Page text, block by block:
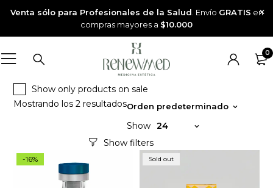
Venta sólo para Profesionales de la Salud . Envío GRATIS en
compras mayores a $10.000
0
Show only products on sale
Mostrando los 2 resultadosOrden predeterminado
Show 24
-16% Sold out